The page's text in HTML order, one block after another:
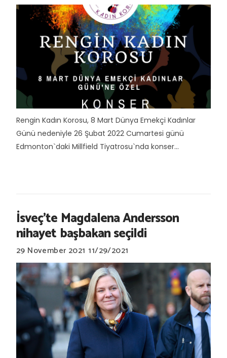
Rengin Kadın Korosu, 8 Mart Dünya Emekçi Kadınlar
Günü nedeniyle 26 Şubat 2022 Cumartesi günü
Edmonton`daki Millfield Tiyatrosu`nda konser...
İsveç’te Magdalena Andersson
nihayet başbakan seçildi
29 November 2021 11/29/2021